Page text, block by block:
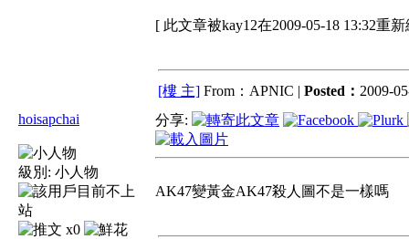
[ 此文章被kay12在2009-05-18 13:32重
[樓 主] From：APNIC | Posted： 2009-
hoisapchai
級別: 小人物
x0
分享:
AK47變黃金AK47殺人圖不是一樣嗎